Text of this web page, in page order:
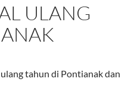
ULANG
tahun di Pontianak dan